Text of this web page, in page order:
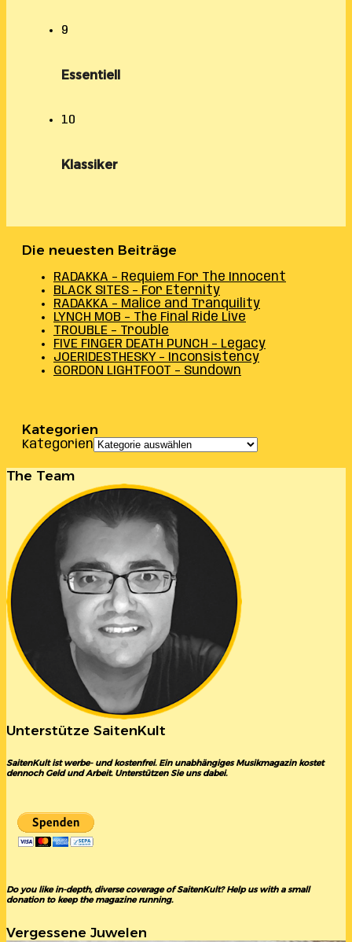
9
Essentiell
10
Klassiker
Die neuesten Beiträge
RADAKKA – Requiem For The Innocent
BLACK SITES – For Eternity
RADAKKA – Malice and Tranquility
LYNCH MOB – The Final Ride Live
TROUBLE – Trouble
FIVE FINGER DEATH PUNCH – Legacy
JOERIDESTHESKY – Inconsistency
GORDON LIGHTFOOT – Sundown
Kategorien
Kategorien
The Team
Unterstütze SaitenKult
SaitenKult ist werbe- und kostenfrei. Ein unabhängiges Musikmagazin kostet
dennoch Geld und Arbeit. Unterstützen Sie uns dabei.
Do you like in-depth, diverse coverage of SaitenKult? Help us with a small
donation to keep the magazine running.
Vergessene Juwelen